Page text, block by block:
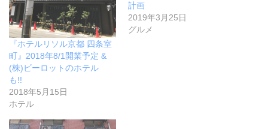
『ホテルリソル京都 四条室
町』2018年8/1開業予定 &
(株)ビーロットのホテル
も!!
2018年5月15日
ホテル
計画
2019年3月25日
グルメ